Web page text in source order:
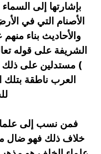
بإشارتها إلى
الأصنام التي في
والأحاديث بناء
الشريفة على قوله
) مستدلين على ذلك
العرب ناطقة بتلك
فمن نسب إلى
خلاف ذلك فهو ضال